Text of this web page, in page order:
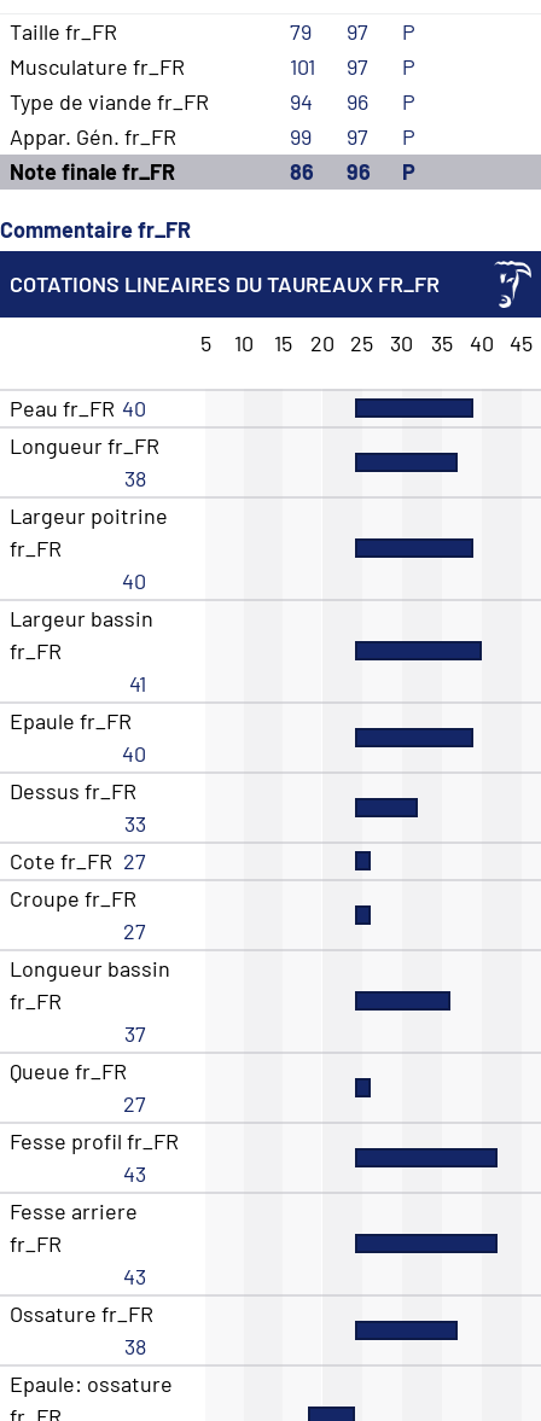
Taille fr_FR 79 97
P
Musculature fr_FR
101 97
P
Type de viande fr_FR
94 96
P
Appar. Gén. fr_FR
99 97
P
Note finale fr_FR
86 96 P
Commentaire fr_FR
COTATIONS LINEAIRES DU TAUREAUX FR_FR
5 10 15 20 25 30 35 40 45
Peau fr_FR 40
Longueur fr_FR
38
Largeur poitrine
fr_FR
40
Largeur bassin
fr_FR
41
Epaule fr_FR
40
Dessus fr_FR
33
Cote fr_FR 27
Croupe fr_FR
27
Longueur bassin
fr_FR
37
Queue fr_FR
27
Fesse profil fr_FR
43
Fesse arriere
fr_FR
43
Ossature fr_FR
38
Epaule: ossature